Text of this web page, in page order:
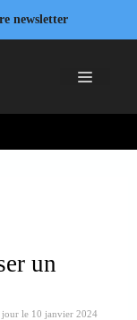
newsletter
Menu
un
jour le 10 janvier 2024